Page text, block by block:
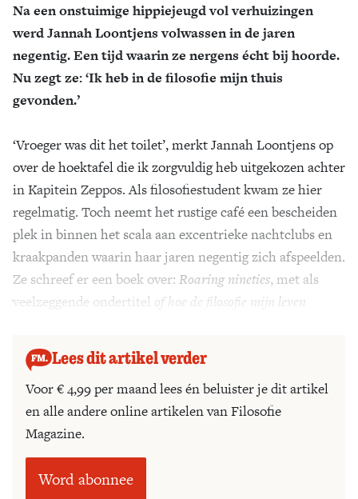
Na een onstuimige hippiejeugd vol verhuizingen
werd Jannah Loontjens volwassen in de jaren
negentig. Een tijd waarin ze nergens écht bij hoorde.
Nu zegt ze: ‘Ik heb in de filosofie mijn thuis
gevonden.’
‘Vroeger was dit het toilet’, merkt Jannah Loontjens op
over de hoektafel die ik zorgvuldig heb uitgekozen achter
in Kapitein Zeppos. Als filosofiestudent kwam ze hier
regelmatig. Toch neemt het rustige café een bescheiden
plek in binnen het scala aan excentrieke nachtclubs en
kraakpanden waarin haar jaren negentig zich afspeelden.
Ze schreef er een boek over: Roaring nineties, met als
veelzeggende ondertitel of hoe de filosofie mijn leven
Lees dit artikel verder
Voor € 4,99 per maand lees én beluister je dit artikel
en alle andere online artikelen van Filosofie
Magazine.
Word abonnee